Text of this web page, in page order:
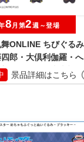
ONLINE ちびぐる
郎・大倶利伽羅・
・獅子王・火車切～
8 月第2週～登場